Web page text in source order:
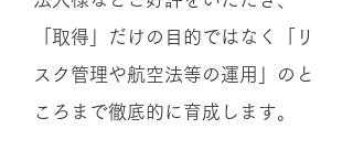
「取得」だけの目的ではなく「リ
スク管理や航空法等の運用」のと
ころまで徹底的に育成します。